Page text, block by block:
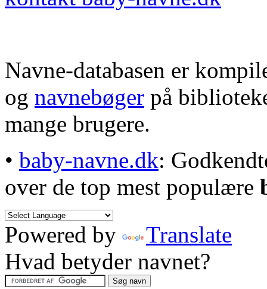
Navne-databasen er
og navnebøger på
mange brugere.
• baby-navne.dk:
over de top mest populære
Powered by
Translate
Hvad betyder navnet?